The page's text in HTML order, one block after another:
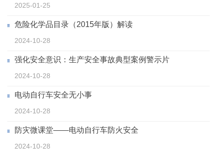
2025-01-25
危险化学品目录（2015年版）解读
2024-10-28
强化安全意识：生产安全事故典型案例警示片
2024-10-28
电动自行车安全无小事
2024-10-28
防灾微课堂——电动自行车防火安全
2024-10-28